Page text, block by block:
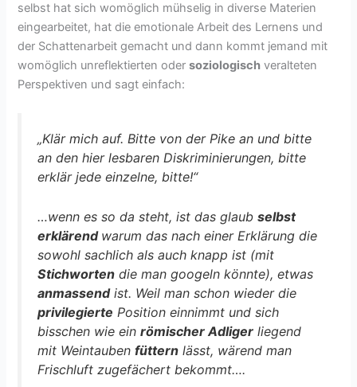
selbst hat sich womöglich mühselig in diverse Materien
eingearbeitet, hat die emotionale Arbeit des Lernens und
der Schattenarbeit gemacht und dann kommt jemand mit
womöglich unreflektierten odersoziologisch veralteten
Perspektiven und sagt einfach:
„Klär mich auf. Bitte von der Pike an und bitte
an den hier lesbaren Diskriminierungen, bitte
erklär jede einzelne, bitte!“
…wenn es so da steht, ist das glaubselbst
erklärend warum das nach einer Erklärung die
sowohl sachlich als auch knapp ist (mit
Stichworten die man googeln könnte), etwas
anmassendist. Weil man schon wieder die
privilegierte Position einnimmt und sich
bisschen wie einrömischer Adliger liegend
mit Weintaubenfüttern lässt, wärend man
Frischluft zugefächert bekommt….